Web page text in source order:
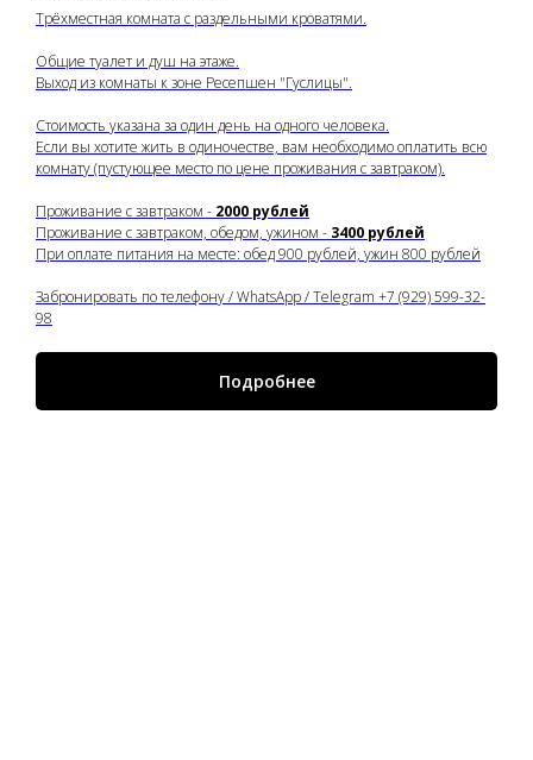
Трёхместная комната с раздельными кроватями.
Общие туалет и душ на этаже.
Выход из комнаты к зоне Ресепшен "Гуслицы".
Стоимость указана за один день на одного человека.
Если вы хотите жить в одиночестве, вам необходимо оплатить всю
комнату (пустующее место по цене проживания с завтраком).
Проживание с завтраком - 2000 рублей
Проживание с завтраком, обедом, ужином - 3400 рублей
При оплате питания на месте: обед 900 рублей, ужин 800 рублей
Забронировать по телефону / WhatsApp / Telegram +7 (929) 599-32-
98
Подробнее